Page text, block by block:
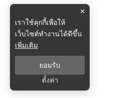
×
เราใช้คุกกี้เพื่อให้
เว็บไซต์ทำงานได้ดีขึ้น
เพิ่มเติม
ยอมรับ
ตั้งค่า